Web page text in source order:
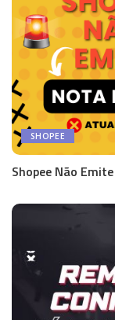
SHOPEE
Shopee Não